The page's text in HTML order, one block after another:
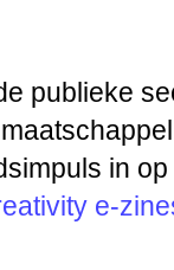
publieke
in
e-